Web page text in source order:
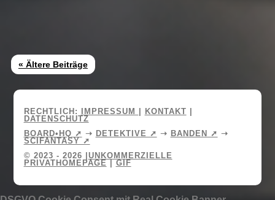
« Ältere Beiträge
RECHTLICH: IMPRESSUM KONTAKT
DATENSCHUTZ
BOARD•HQ ➚ ➝ DETEKTIVE ➚ ➝ BANDEN ➚ ➝
SCIFANTASY ➚
© 2023 - 2026 | UNKOMMERZIELLE
PRIVATHOMEPAGE
GIF